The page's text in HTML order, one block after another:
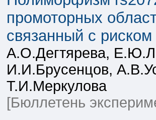
промоторных
связанный с
А.О.Дегтярева,
И.И.Брусенцов,
Т.И.Меркулова
[Бюллетень